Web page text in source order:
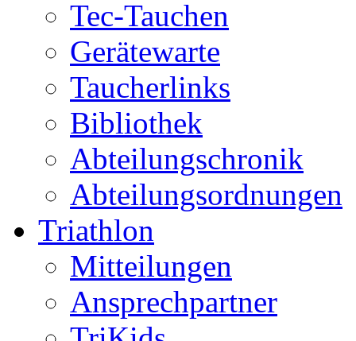
Tec-Tauchen
Gerätewarte
Taucherlinks
Bibliothek
Abteilungschronik
Abteilungsordnungen
Triathlon
Mitteilungen
Ansprechpartner